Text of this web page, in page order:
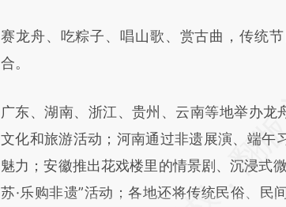
赛龙舟、吃粽子、唱山歌、赏古曲，传统
合。
广东、湖南、浙江、贵州、云南等地举办龙
文化和旅游活动；河南通过非遗展演、端午
魅力；安徽推出花戏楼里的情景剧、沉浸式
苏·乐购非遗”活动；各地还将传统民俗、民